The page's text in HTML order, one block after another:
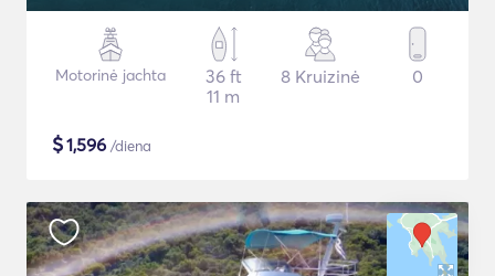
Motorinė jachta
36 ft
11 m
8 Kruizinė 0
$1,596 /diena